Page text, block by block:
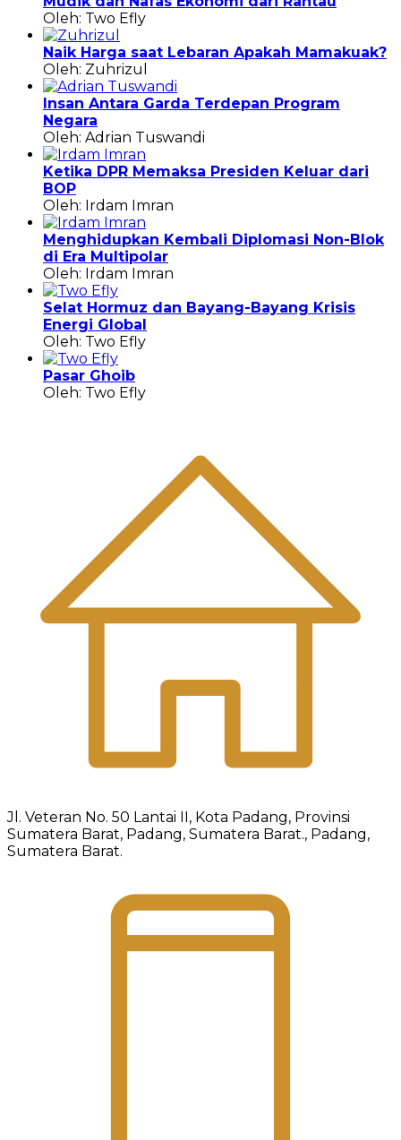
Oleh: Two Efly
Naik Harga saat Lebaran Apakah Mamakuak?
Oleh: Zuhrizul
Insan Antara Garda Terdepan Program
Negara
Oleh: Adrian Tuswandi
Ketika DPR Memaksa Presiden Keluar dari
BOP
Oleh: Irdam Imran
Menghidupkan Kembali Diplomasi Non-Blok
di Era Multipolar
Oleh: Irdam Imran
Selat Hormuz dan Bayang-Bayang Krisis
Energi Global
Oleh: Two Efly
Pasar Ghoib
Oleh: Two Efly
Jl. Veteran No. 50 Lantai II, Kota Padang, Provinsi
Sumatera Barat, Padang, Sumatera Barat., Padang,
Sumatera Barat.